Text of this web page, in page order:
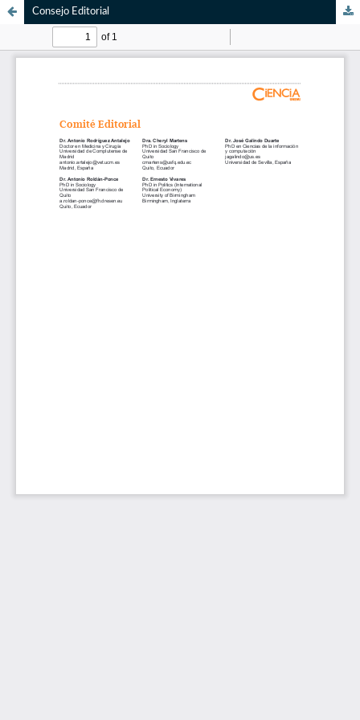
Consejo Editorial